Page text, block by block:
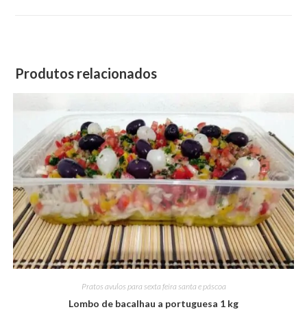
Produtos relacionados
Pratos avulos para sexta feira santa e páscoa
Lombo de bacalhau a portuguesa 1 kg